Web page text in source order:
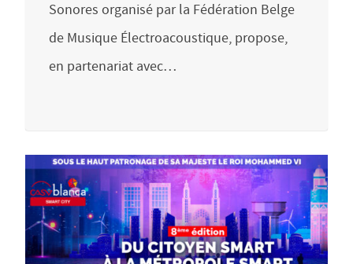
Sonores organisé par la Fédération Belge
de Musique Électroacoustique, propose,
en partenariat avec…